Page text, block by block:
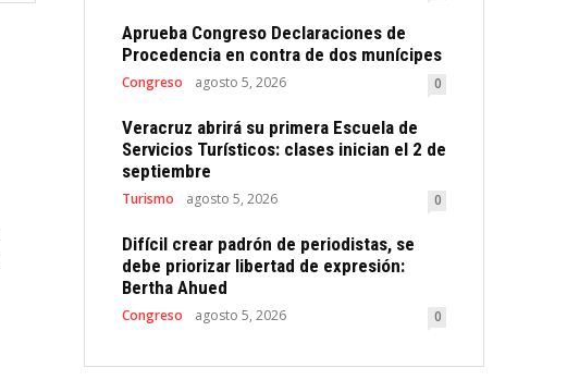
Aprueba Congreso Declaraciones de
Procedencia en contra de dos munícipes
Congreso agosto 5, 2026 0
Veracruz abrirá su primera Escuela de
Servicios Turísticos: clases inician el 2 de
septiembre
Turismo agosto 5, 2026 0
Difícil crear padrón de periodistas, se
debe priorizar libertad de expresión:
Bertha Ahued
Congreso agosto 5, 2026 0